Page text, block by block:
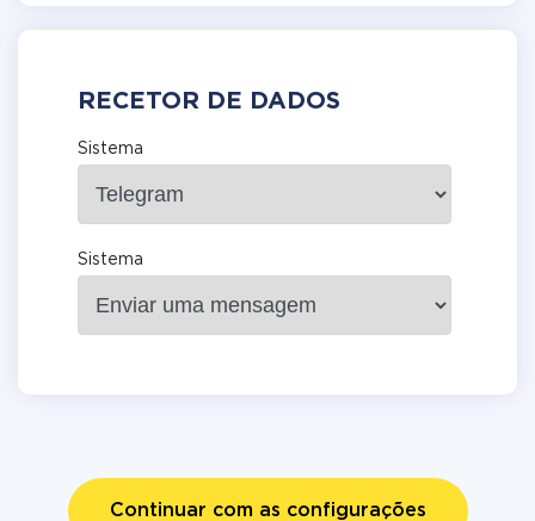
RECETOR DE DADOS
Sistema
Sistema
Continuar com as configurações